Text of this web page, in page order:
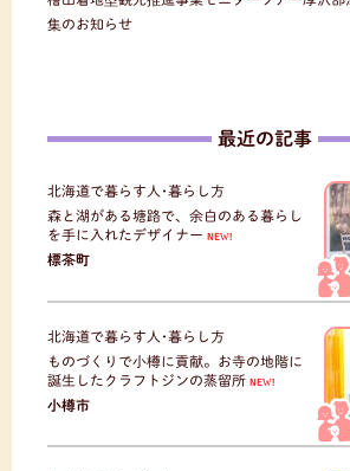
集のお知らせ
最近の記事
北海道で暮らす人･暮らし方
森と湖がある塘路で、余白のある暮らし
を手に入れたデザイナー NEW!
標茶町
北海道で暮らす人･暮らし方
ものづくりで小樽に貢献。お寺の地階に
誕生したクラフトジンの蒸留所 NEW!
小樽市